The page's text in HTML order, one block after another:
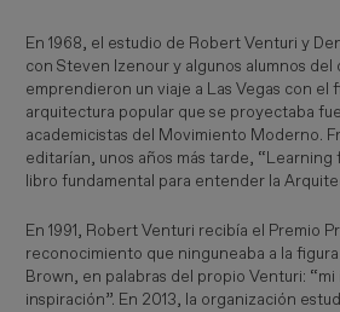
En 1968, el estudio de Robert Venturi y
con Steven Izenour y algunos alumnos del
emprendieron un viaje a Las Vegas con el
arquitectura popular que se proyectaba
academicistas del Movimiento Moderno.
editarían, unos años más tarde, “Learning
libro fundamental para entender la
En 1991, Robert Venturi recibía el Premio
reconocimiento que ninguneaba a la
Brown, en palabras del propio Venturi: “mi
inspiración”. En 2013, la organización